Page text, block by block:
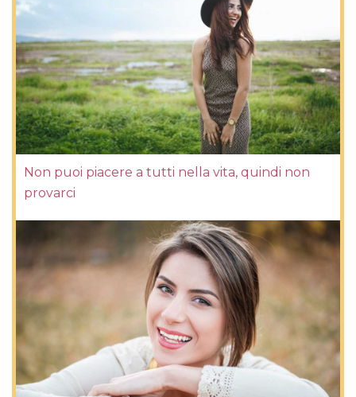
Non puoi piacere a tutti nella vita, quindi non
provarci